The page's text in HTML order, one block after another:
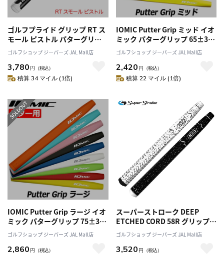
ゴルフプライド グリップ RT ス
モール ピストル パターグリッ
プ 2025年モデル GOLF PRIDE
日本正規品
ゴルフショップ ジーパーズ JAL Mall店
3,780 円 （税込）
積算 34 マイル (1倍)
IOMIC Putter Grip ミッド イオ
ミック パターグリップ 65±3g
男女兼用
ゴルフショップ ジーパーズ JAL Mall店
2,420 円 （税込）
積算 22 マイル (1倍)
IOMIC Putter Grip ラージ イオ
ミック パターグリップ 75±3g
男女兼用
ゴルフショップ ジーパーズ JAL Mall店
2,860 円 （税込）
スーパーストローク DEEP
ETCHED CORD 58R グリップ
パターグリップ ゴルフ リペア
SuperStroke 2025年モデル 正
規品
ゴルフショップ ジーパーズ JAL Mall店
3,520 円 （税込）